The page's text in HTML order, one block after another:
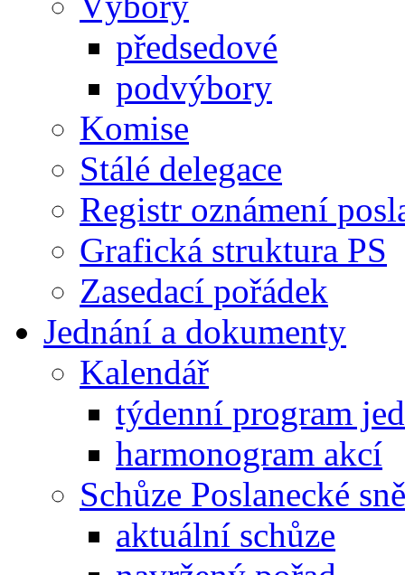
předsedové
podvýbory
Komise
Stálé delegace
Registr oznámení
Grafická struktura PS
Zasedací pořádek
Jednání a dokumenty
Kalendář
týdenní program
harmonogram akcí
Schůze Poslanecké
aktuální schůze